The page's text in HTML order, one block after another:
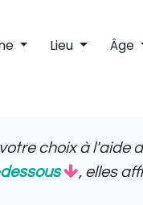
Lieu Âge
choix à l'aide
, elles